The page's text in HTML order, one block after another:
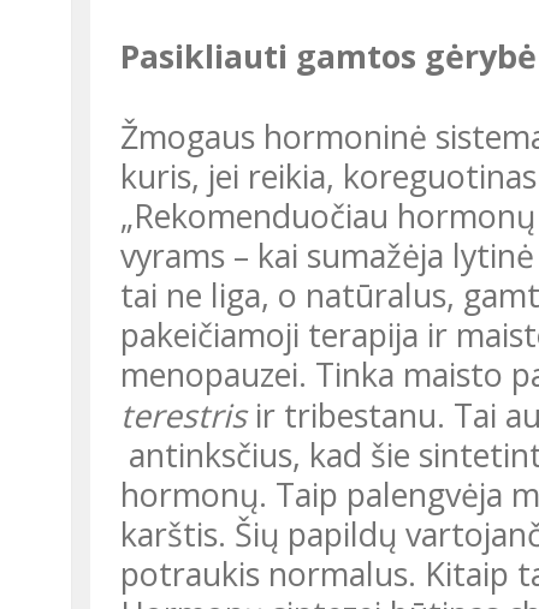
Pasikliauti gamtos
Žmogaus hormoninė sistema yra labai sudėtingas mechanizmas,
kuris, jei reikia,
„Rekomenduočiau hormonų kiekį reguliuoti tik tada, kai to reikia:
vyrams – kai sumažėja
tai ne liga, o natūralus,
pakeičiamoji terapija ir
menopauzei. Tinka maisto
terestrisir tribestanu. Tai
antinksčius, kad šie
hormonų. Taip palengvėja
karštis. Šių papildų
potraukis normalus. Kitaip